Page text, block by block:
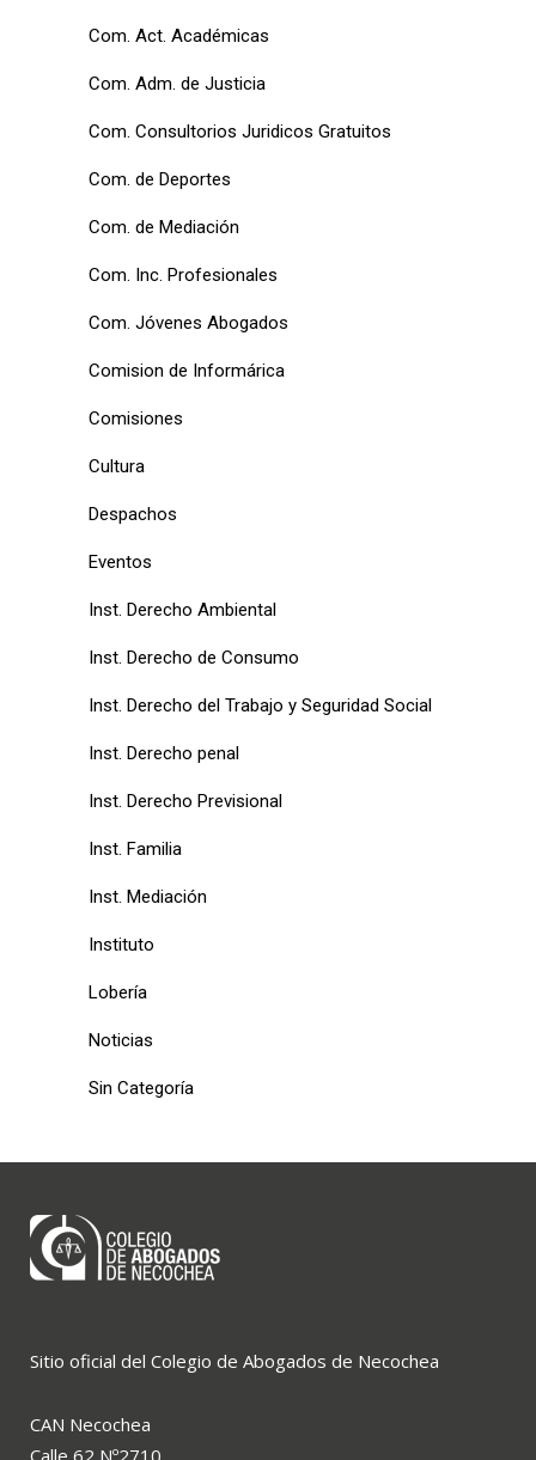
Com. Act. Académicas
Com. Adm. de Justicia
Com. Consultorios Juridicos Gratuitos
Com. de Deportes
Com. de Mediación
Com. Inc. Profesionales
Com. Jóvenes Abogados
Comision de Informárica
Comisiones
Cultura
Despachos
Eventos
Inst. Derecho Ambiental
Inst. Derecho de Consumo
Inst. Derecho del Trabajo y Seguridad Social
Inst. Derecho penal
Inst. Derecho Previsional
Inst. Familia
Inst. Mediación
Instituto
Lobería
Noticias
Sin Categoría
Sitio oficial del Colegio de Abogados de Necochea
CAN Necochea
Calle 62 Nº2710